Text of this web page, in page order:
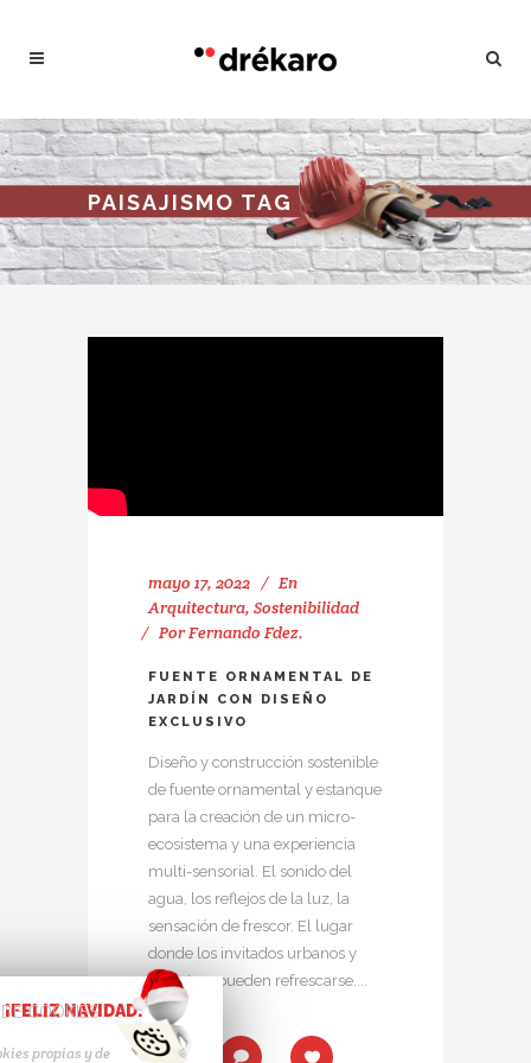
PAISAJISMO TAG
mayo 17, 2022
En
Arquitectura, Sostenibilidad
PorFernando Fdez.
FUENTE ORNAMENTAL DE
JARDÍN CON DISEÑO
EXCLUSIVO
Diseño y construcción sostenible
de fuente ornamental y estanque
para la creación de un micro-
ecosistema y una experiencia
multi-sensorial. El sonido del
agua, los reflejos de la luz, la
sensación de frescor. El lugar
donde los invitados urbanos y
silvestres pueden refrescarse....
COOKIES
¡FELIZ NAVIDAD!
propias y de